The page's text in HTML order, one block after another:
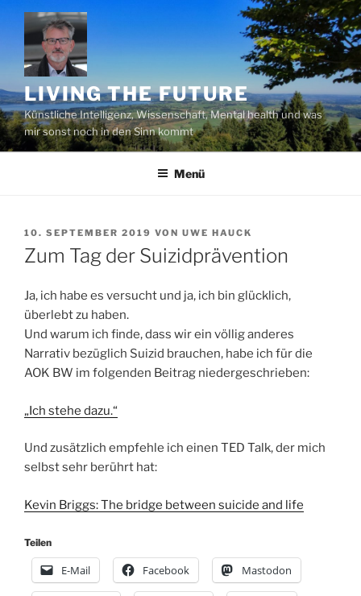
Zum
Inhalt
springen
LIVING THE FUTURE
Künstliche Intelligenz, Wissenschaft, Mental health und was
mir sonst noch in den Sinn kommt
Menü
VERÖFFENTLICHT
AM
10. SEPTEMBER 2019 VON UWE HAUCK
Zum Tag der Suizidprävention
Ja, ich habe es versucht und ja, ich bin glücklich,
überlebt zu haben.
Und warum ich finde, dass wir ein völlig anderes
Narrativ bezüglich Suizid brauchen, habe ich für die
AOK BW im folgenden Beitrag niedergeschrieben:
„Ich stehe dazu.“
Und zusätzlich empfehle ich einen TED Talk, der mich
selbst sehr berührt hat:
Kevin Briggs: The bridge between suicide and life
Teilen
E-Mail Facebook Mastodon